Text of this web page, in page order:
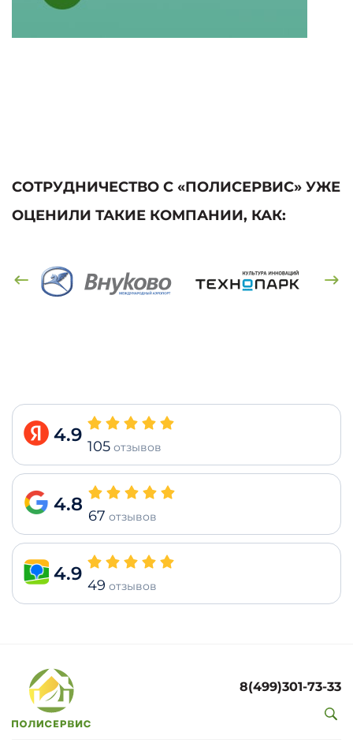
СОТРУДНИЧЕСТВО С «ПОЛИСЕРВИС» УЖЕ
ОЦЕНИЛИ ТАКИЕ КОМПАНИИ, КАК:
4.9
105 отзывов
4.8
67 отзывов
4.9
49 отзывов
8(499)301-73-33